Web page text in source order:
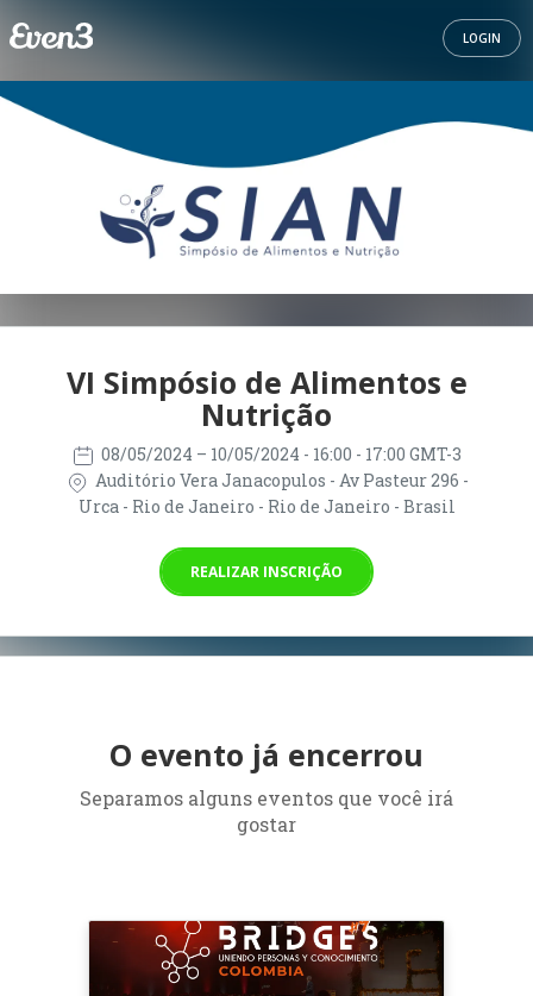
LOGIN
VI Simpósio de Alimentos e
Nutrição
08/05/2024 – 10/05/2024 - 16:00 - 17:00 GMT-3
Auditório Vera Janacopulos - Av Pasteur 296 -
Urca - Rio de Janeiro - Rio de Janeiro - Brasil
REALIZAR INSCRIÇÃO
O evento já encerrou
Separamos alguns eventos que você irá
gostar